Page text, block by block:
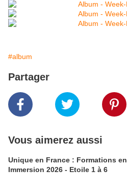
#album
Partager
Vous aimerez aussi
Unique en France : Formations en
Immersion 2026 - Etoile 1 à 6